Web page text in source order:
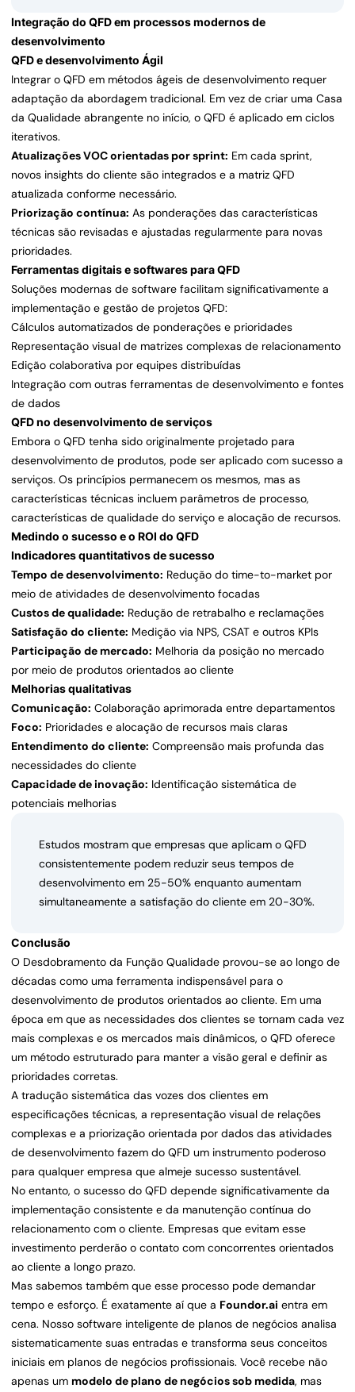
Integração do QFD em processos modernos de
desenvolvimento
QFD e desenvolvimento Ágil
Integrar o QFD em métodos ágeis de desenvolvimento requer
adaptação da abordagem tradicional. Em vez de criar uma Casa
da Qualidade abrangente no início, o QFD é aplicado em ciclos
iterativos.
Atualizações VOC orientadas por sprint: Em cada sprint,
novos insights do cliente são integrados e a matriz QFD
atualizada conforme necessário.
Priorização contínua: As ponderações das características
técnicas são revisadas e ajustadas regularmente para novas
prioridades.
Ferramentas digitais e softwares para QFD
Soluções modernas de software facilitam significativamente a
implementação e gestão de projetos QFD:
Cálculos automatizados de ponderações e prioridades
Representação visual de matrizes complexas de relacionamento
Edição colaborativa por equipes distribuídas
Integração com outras ferramentas de desenvolvimento e fontes
de dados
QFD no desenvolvimento de serviços
Embora o QFD tenha sido originalmente projetado para
desenvolvimento de produtos, pode ser aplicado com sucesso a
serviços. Os princípios permanecem os mesmos, mas as
características técnicas incluem parâmetros de processo,
características de qualidade do serviço e alocação de recursos.
Medindo o sucesso e o ROI do QFD
Indicadores quantitativos de sucesso
Tempo de desenvolvimento: Redução do time-to-market por
meio de atividades de desenvolvimento focadas
Custos de qualidade: Redução de retrabalho e reclamações
Satisfação do cliente: Medição via NPS, CSAT e outros KPIs
Participação de mercado: Melhoria da posição no mercado
por meio de produtos orientados ao cliente
Melhorias qualitativas
Comunicação: Colaboração aprimorada entre departamentos
Foco: Prioridades e alocação de recursos mais claras
Entendimento do cliente: Compreensão mais profunda das
necessidades do cliente
Capacidade de inovação: Identificação sistemática de
potenciais melhorias
Estudos mostram que empresas que aplicam o QFD
consistentemente podem reduzir seus tempos de
desenvolvimento em 25-50% enquanto aumentam
simultaneamente a satisfação do cliente em 20-30%.
Conclusão
O Desdobramento da Função Qualidade provou-se ao longo de
décadas como uma ferramenta indispensável para o
desenvolvimento de produtos orientados ao cliente. Em uma
época em que as necessidades dos clientes se tornam cada vez
mais complexas e os mercados mais dinâmicos, o QFD oferece
um método estruturado para manter a visão geral e definir as
prioridades corretas.
A tradução sistemática das vozes dos clientes em
especificações técnicas, a representação visual de relações
complexas e a priorização orientada por dados das atividades
de desenvolvimento fazem do QFD um instrumento poderoso
para qualquer empresa que almeje sucesso sustentável.
No entanto, o sucesso do QFD depende significativamente da
implementação consistente e da manutenção contínua do
relacionamento com o cliente. Empresas que evitam esse
investimento perderão o contato com concorrentes orientados
ao cliente a longo prazo.
Mas sabemos também que esse processo pode demandar
tempo e esforço. É exatamente aí que a Foundor.ai entra em
cena. Nosso software inteligente de planos de negócios analisa
sistematicamente suas entradas e transforma seus conceitos
iniciais em planos de negócios profissionais. Você recebe não
apenas um modelo de plano de negócios sob medida, mas